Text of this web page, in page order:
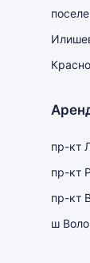
пр-кт
пр-кт
пр-кт
ш